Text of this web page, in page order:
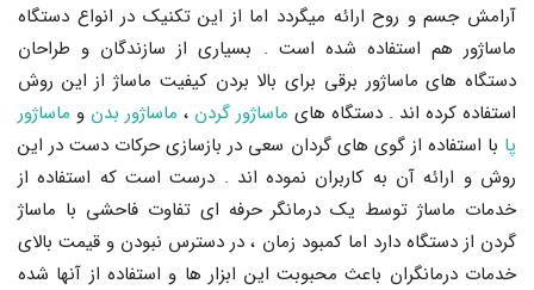
آرامش جسم و روح ارائه میگردد اما از این تکنیک در انواع دستگاه
ماساژور هم استفاده شده است . بسیاری از سازندگان و طراحان
دستگاه های ماساژور برقی برای بالا بردن کیفیت ماساژ از این روش
استفاده کرده اند . دستگاه های ماساژور گردن ، ماساژور بدن و ماساژور
پا با استفاده از گوی های گردان سعی در بازسازی حرکات دست در این
روش و ارائه آن به کاربران نموده اند . درست است که استفاده از
خدمات ماساژ توسط یک درمانگر حرفه ای تفاوت فاحشی با ماساژ
گردن از دستگاه دارد اما کمبود زمان ، در دسترس نبودن و قیمت بالای
خدمات درمانگران باعث محبوبت این ابزار ها و استفاده از آنها شده